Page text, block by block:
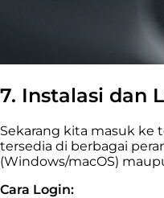
7. Instalasi dan
Sekarang kita masuk ke
tersedia di berbagai
(Windows/macOS)
Cara Login: